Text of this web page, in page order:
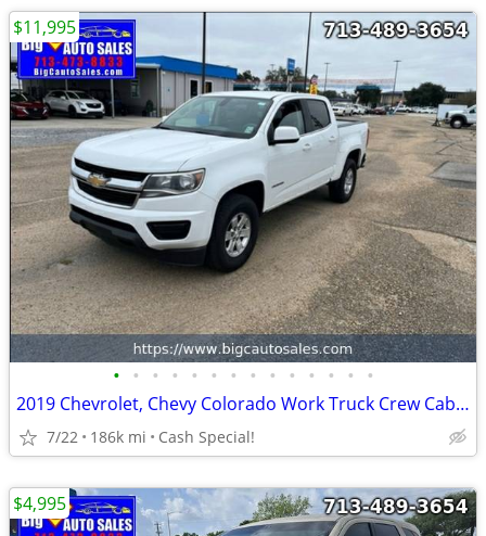
• • • • • • • • • • • • • •
2019 Chevrolet, Chevy Colorado Work Truck Crew Cab 2WD Short Box - Financing!
7/22 186k mi Cash Special!
$11,995
$4,995